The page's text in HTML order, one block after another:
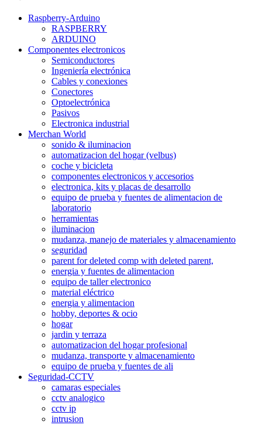
Raspberry-Arduino
RASPBERRY
ARDUINO
Componentes electronicos
Semiconductores
Ingeniería electrónica
Cables y conexiones
Conectores
Optoelectrónica
Pasivos
Electronica industrial
Merchan World
sonido & iluminacion
automatizacion del hogar (velbus)
coche y bicicleta
componentes electronicos y accesorios
electronica, kits y placas de desarrollo
equipo de prueba y fuentes de alimentacion de
laboratorio
herramientas
iluminacion
mudanza, manejo de materiales y almacenamiento
seguridad
parent for deleted comp with deleted parent,
energia y fuentes de alimentacion
equipo de taller electronico
material eléctrico
energia y alimentacion
hobby, deportes & ocio
hogar
jardin y terraza
automatizacion del hogar profesional
mudanza, transporte y almacenamiento
equipo de prueba y fuentes de ali
Seguridad-CCTV
camaras especiales
cctv analogico
cctv ip
intrusion